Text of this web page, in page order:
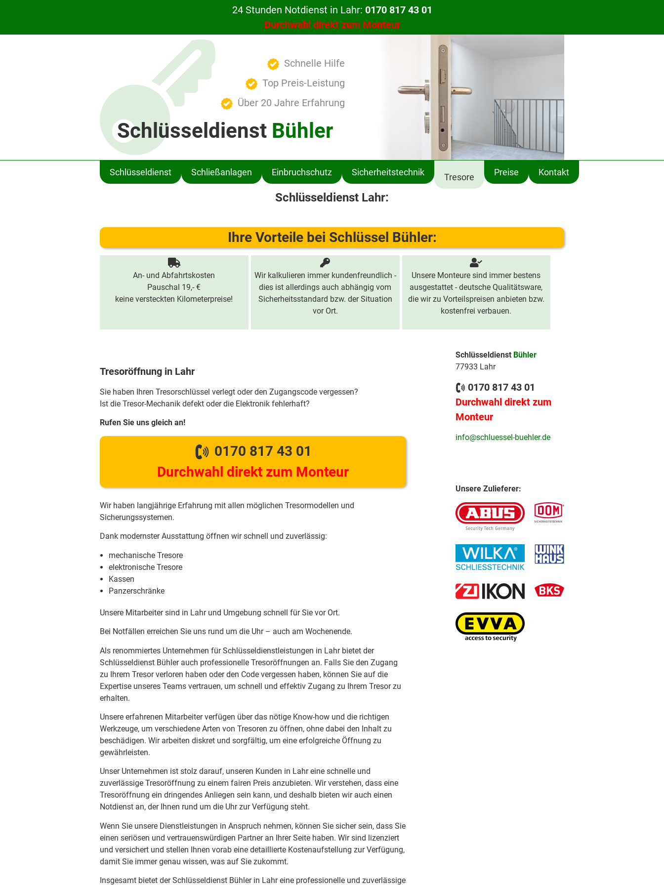
24 Stunden Notdienst in Lahr: 0170 817 43 01
Durchwahl direkt zum Monteur
Schnelle Hilfe
Top Preis-Leistung
Über 20 Jahre Erfahrung
Schlüsseldienst Bühler
Schlüsseldienst Schließanlagen Einbruchschutz Sicherheitstechnik Tresore Preise Kontakt
Schlüsseldienst Lahr:
Ihre Vorteile bei Schlüssel Bühler:
An- und Abfahrtskosten
Pauschal 19,- €
keine versteckten Kilometerpreise!
Wir kalkulieren immer kundenfreundlich -
dies ist allerdings auch abhängig vom
Sicherheitsstandard bzw. der Situation
vor Ort.
Unsere Monteure sind immer bestens
ausgestattet - deutsche Qualitätsware,
die wir zu Vorteilspreisen anbieten bzw.
kostenfrei verbauen.
Tresoröffnung in Lahr
Sie haben Ihren Tresorschlüssel verlegt oder den Zugangscode vergessen?
Ist die Tresor-Mechanik defekt oder die Elektronik fehlerhaft?
Rufen Sie uns gleich an!
0170 817 43 01
Durchwahl direkt zum Monteur
Wir haben langjährige Erfahrung mit allen möglichen Tresormodellen und
Sicherungssystemen.
Dank modernster Ausstattung öffnen wir schnell und zuverlässig:
mechanische Tresore
elektronische Tresore
Kassen
Panzerschränke
Unsere Mitarbeiter sind in Lahr und Umgebung schnell für Sie vor Ort.
Bei Notfällen erreichen Sie uns rund um die Uhr – auch am Wochenende.
Als renommiertes Unternehmen für Schlüsseldienstleistungen in Lahr bietet der
Schlüsseldienst Bühler auch professionelle Tresoröffnungen an. Falls Sie den Zugang
zu Ihrem Tresor verloren haben oder den Code vergessen haben, können Sie auf die
Expertise unseres Teams vertrauen, um schnell und effektiv Zugang zu Ihrem Tresor zu
erhalten.
Unsere erfahrenen Mitarbeiter verfügen über das nötige Know-how und die richtigen
Werkzeuge, um verschiedene Arten von Tresoren zu öffnen, ohne dabei den Inhalt zu
beschädigen. Wir arbeiten diskret und sorgfältig, um eine erfolgreiche Öffnung zu
gewährleisten.
Unser Unternehmen ist stolz darauf, unseren Kunden in Lahr eine schnelle und
zuverlässige Tresoröffnung zu einem fairen Preis anzubieten. Wir verstehen, dass eine
Tresoröffnung ein dringendes Anliegen sein kann, und deshalb bieten wir auch einen
Notdienst an, der Ihnen rund um die Uhr zur Verfügung steht.
Wenn Sie unsere Dienstleistungen in Anspruch nehmen, können Sie sicher sein, dass Sie
einen seriösen und vertrauenswürdigen Partner an Ihrer Seite haben. Wir sind lizenziert
und versichert und stellen Ihnen vorab eine detaillierte Kostenaufstellung zur Verfügung,
damit Sie immer genau wissen, was auf Sie zukommt.
Insgesamt bietet der Schlüsseldienst Bühler in Lahr eine professionelle und zuverlässige
Schlüsseldienst Bühler
77933 Lahr
0170 817 43 01
Durchwahl direkt zum
Monteur
info@schluessel-buehler.de
Unsere Zulieferer: